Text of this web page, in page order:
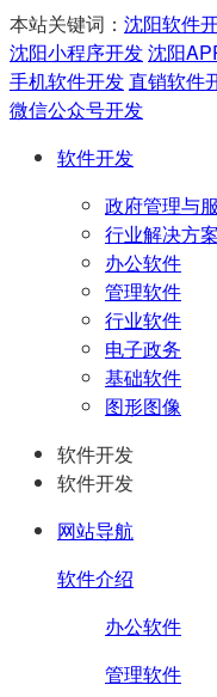
本站关键词： 沈阳软件
沈阳小程序开发沈阳
手机软件开发直销软件
微信公众号开发
软件开发
政府管理与
行业解决方案
办公软件
管理软件
行业软件
电子政务
基础软件
图形图像
软件开发
软件开发
网站导航
软件介绍
办公软件
管理软件